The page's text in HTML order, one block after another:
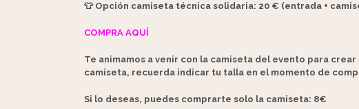
👕 Opción camiseta técnica solidaria: 20 € (entrada +
COMPRA AQUÍ
Te animamos a venir con la camiseta del evento para
camiseta, recuerda indicar tu talla en el momento de
Si lo deseas, puedes comprarte solo la camiseta: 8€